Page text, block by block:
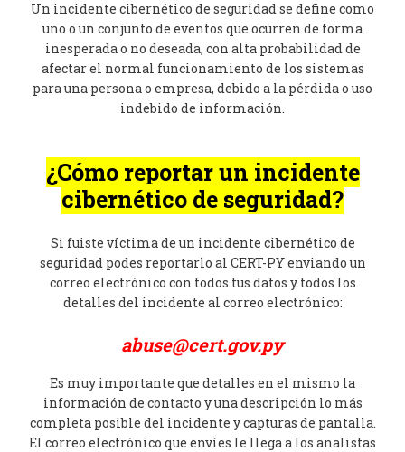
Un incidente cibernético de seguridad se define como
uno o un conjunto de eventos que ocurren de forma
inesperada o no deseada, con alta probabilidad de
afectar el normal funcionamiento de los sistemas
para una persona o empresa, debido a la pérdida o uso
indebido de información.
¿Cómo reportar un incidente
cibernético de seguridad?
Si fuiste víctima de un incidente cibernético de
seguridad podes reportarlo al CERT-PY enviando un
correo electrónico con todos tus datos y todos los
detalles del incidente al correo electrónico:
abuse@cert.gov.py
Es muy importante que detalles en el mismo la
información de contacto y una descripción lo más
completa posible del incidente y capturas de pantalla.
El correo electrónico que envíes le llega a los analistas